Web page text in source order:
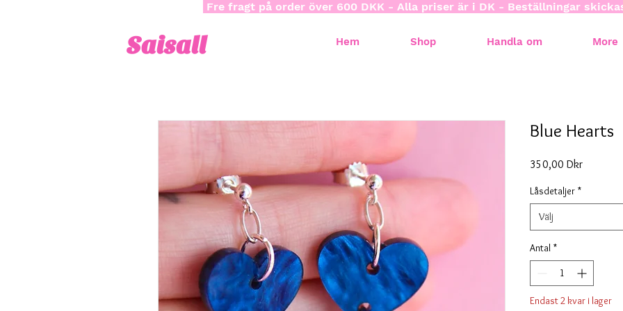
Fre fragt på order över 600 DKK - Alla priser är i DK - Beställningar
Saisall Hem Shop Handla om More
Blue Hearts
350,00 DkrPris
Låsdetaljer *
Välj
Antal *
Endast 2 kvar i lager